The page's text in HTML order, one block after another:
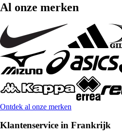
Al onze merken
Ontdek al onze merken
Klantenservice in Frankrijk